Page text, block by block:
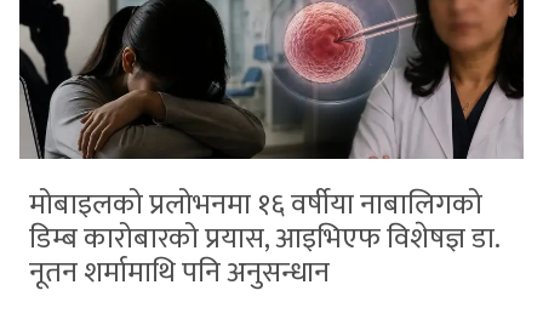
मोबाइलको प्रलोभनमा १६ वर्षीया नाबालिगको
डिम्ब कारोबारको प्रयास, आइभिएफ विशेषज्ञ डा.
नूतन शर्मामाथि पनि अनुसन्धान